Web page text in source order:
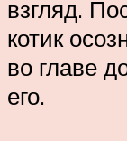
взгляд.
котик
во главе
его.